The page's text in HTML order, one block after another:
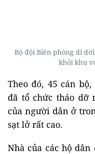
Bộ đội Biên phòng di
khỏi khu
Theo đó, 45 cán
đã tổ chức tháo dỡ
của người dân ở
sạt lở rất cao.
Nhà của các hộ